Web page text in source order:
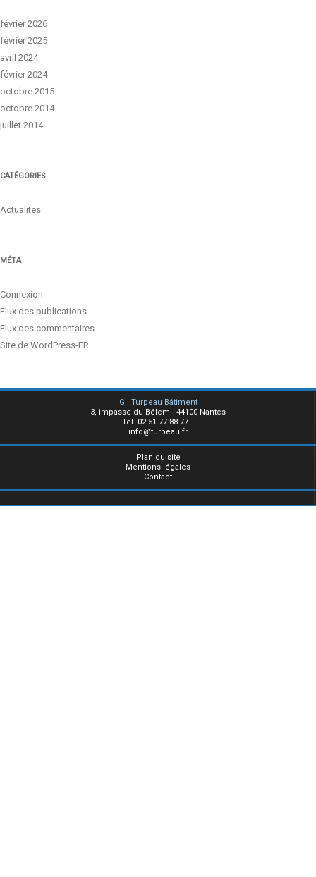
février 2026
février 2025
avril 2024
février 2024
octobre 2015
octobre 2014
juillet 2014
CATÉGORIES
Actualites
MÉTA
Connexion
Flux des publications
Flux des commentaires
Site de WordPress-FR
Gil Turpeau Bâtiment
3, impasse du Bélem - 44100 Nantes
Tel. 02 51 77 88 77 -
info@turpeau.fr
Plan du site
Mentions légales
Contact